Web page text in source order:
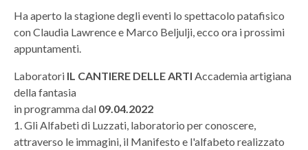
Ha aperto la stagione degli eventi lo spettacolo patafisico
con Claudia Lawrence e Marco Beljulji, ecco ora i prossimi
appuntamenti.
Laboratori IL CANTIERE DELLE ARTI Accademia artigiana
della fantasia
in programma dal 09.04.2022
1. Gli Alfabeti di Luzzati, laboratorio per conoscere,
attraverso le immagini, il Manifesto e l'alfabeto realizzato